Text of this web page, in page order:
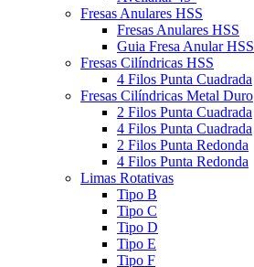
Fresas Anulares HSS
Fresas Anulares HSS
Guia Fresa Anular HSS
Fresas Cilíndricas HSS
4 Filos Punta Cuadrada
Fresas Cilíndricas Metal Duro
2 Filos Punta Cuadrada
4 Filos Punta Cuadrada
2 Filos Punta Redonda
4 Filos Punta Redonda
Limas Rotativas
Tipo B
Tipo C
Tipo D
Tipo E
Tipo F